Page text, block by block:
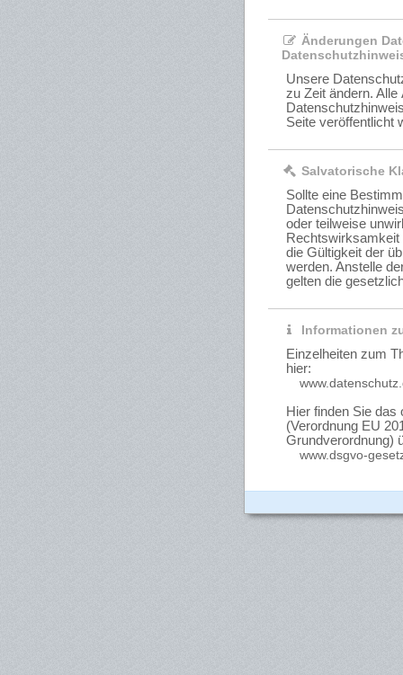
Änderungen
Unsere
zu Zeit ändern. Alle
Seite veröffentlicht
Salvatorische
Sollte eine
oder teilweise
die Gültigkeit der
werden. Anstelle
gelten die
Informationen
Einzelheiten zum
hier:
Hier finden Sie
(Verordnung EU
Grundverordnung)
www.dsgvo-